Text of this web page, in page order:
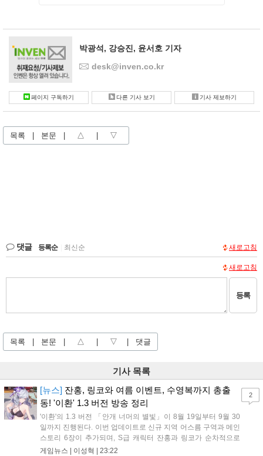
박광석, 강승진, 윤서호 기자
desk@inven.co.kr
페이지 구독하기 다른 기사 보기 기사 제보하기
목록 | 본문 | △ | ▽
댓글 등록순 최신순 새로고침
새로고침
등록
목록 | 본문 | △ | ▽ | 댓글
기사 목록
[뉴스] 잔홍, 링코와 여름 이벤트, 수영복까지 총출
동! '이환' 1.3 버전 방송 정리
'이환'의 1.3 버전 「안개 너머의 별빛」이 8월 19일부터 9월 30
일까지 진행된다. 이번 업데이트로 신규 지역 어스름 구역과 메인
스토리 6장이 추가되며, S급 캐릭터 잔홍과 링코가 순차적으로
등장한다. 여름 시즌을 맞아 비치발리볼, 수상 오토바이 등 다채
게임뉴스 | 이성혁 | 23:22
2